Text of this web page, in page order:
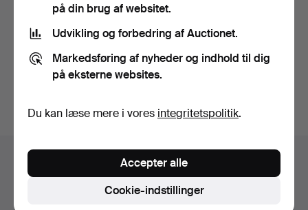
Du kan også søge ivores arkiv med afsluttede
auktioner.
Sidefodsnavigation
Hjælp og kontaktoplysninger
Kontakt supporten
på din brug af websitet.
Udvikling og forbedring af Auctionet.
Markedsføring af nyheder og indhold til dig
på eksterne websites.
Du kan læse mere i vores integritetspolitik.
Cookie-indstillinger
Accepter alle